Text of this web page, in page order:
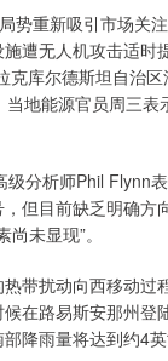
重新吸引市场关
遭无人机攻击适时
克库尔德斯坦自治
地能源官员周三表
分析师Phil Flynn表
但目前缺乏明确方
未显现”。
扰动向西移动过
在路易斯安那州登
降雨量将达到约4英